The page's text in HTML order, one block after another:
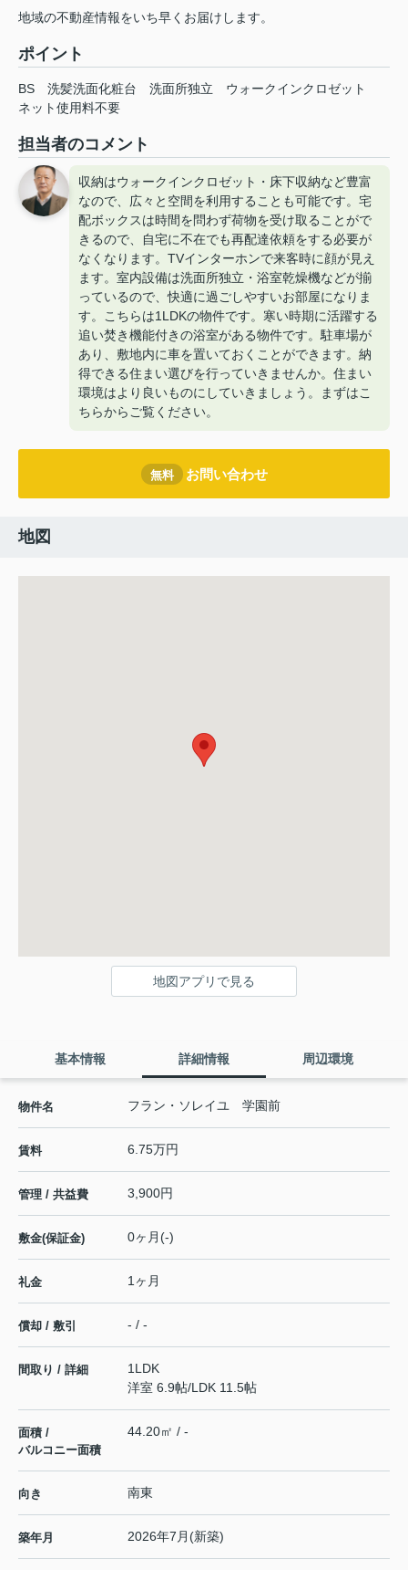
地域の不動産情報をいち早くお届けします。
ポイント
BS 洗髪洗面化粧台 洗面所独立
ウォークインクロゼット
ネット使用料不要
担当者のコメント
収納はウォークインクロゼット・床下収納など豊富
なので、広々と空間を利用することも可能です。宅
配ボックスは時間を問わず荷物を受け取ることがで
きるので、自宅に不在でも再配達依頼をする必要が
なくなります。TVインターホンで来客時に顔が見え
ます。室内設備は洗面所独立・浴室乾燥機などが揃
っているので、快適に過ごしやすいお部屋になりま
す。こちらは1LDKの物件です。寒い時期に活躍する
追い焚き機能付きの浴室がある物件です。駐車場が
あり、敷地内に車を置いておくことができます。納
得できる住まい選びを行っていきませんか。住まい
環境はより良いものにしていきましょう。まずはこ
ちらからご覧ください。
無料 お問い合わせ
地図
地図アプリで見る
基本情報 詳細情報 周辺環境
物件名 フラン・ソレイユ 学園前
賃料 6.75万円
管理 / 共益費 3,900円
敷金(保証金) 0ヶ月(-)
礼金 1ヶ月
償却 / 敷引 - / -
間取り / 詳細
1LDK
洋室 6.9帖/LDK 11.5帖
面積 /
バルコニー面積
44.20㎡ / -
向き 南東
築年月 2026年7月(新築)